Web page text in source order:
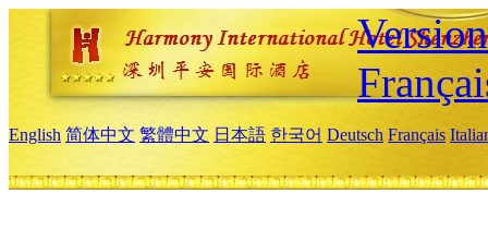
English 简体中文 繁體中文 日本語 한국어 Deutsch Français